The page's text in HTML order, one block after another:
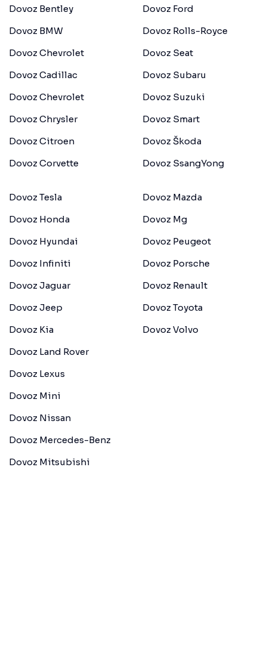
Dovoz Bentley
Dovoz BMW
Dovoz Chevrolet
Dovoz Cadillac
Dovoz Chevrolet
Dovoz Chrysler
Dovoz Citroen
Dovoz Corvette
Dovoz Ford
Dovoz Rolls-Royce
Dovoz Seat
Dovoz Subaru
Dovoz Suzuki
Dovoz Smart
Dovoz Škoda
Dovoz SsangYong
Dovoz Tesla
Dovoz Honda
Dovoz Hyundai
Dovoz Infiniti
Dovoz Jaguar
Dovoz Jeep
Dovoz Kia
Dovoz Land Rover
Dovoz Lexus
Dovoz Mini
Dovoz Nissan
Dovoz Mercedes-Benz
Dovoz Mitsubishi
Dovoz Mazda
Dovoz Mg
Dovoz Peugeot
Dovoz Porsche
Dovoz Renault
Dovoz Toyota
Dovoz Volvo